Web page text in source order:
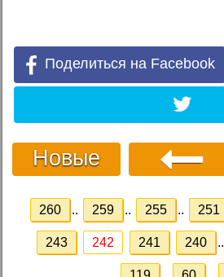
Поделиться на Facebook
Новые
260 .. 259 .. 255 .. 251
243 242 241 240 ..